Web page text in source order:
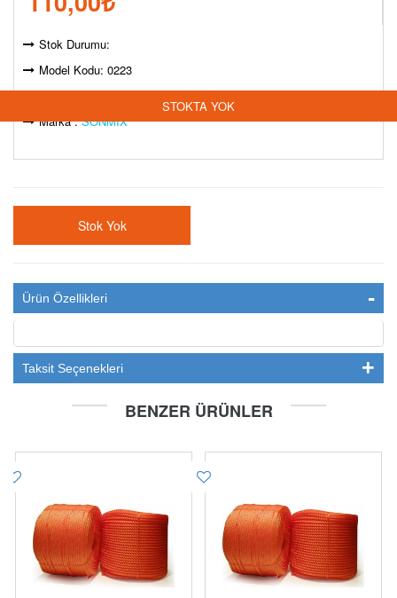
Stok Durumu:
STOKTA YOK
Model Kodu: 0223
Barkod: 9998000305519
Marka :SONMİX
Stok Yok
Ürün Özellikleri
Taksit Seçenekleri
BENZER ÜRÜNLER